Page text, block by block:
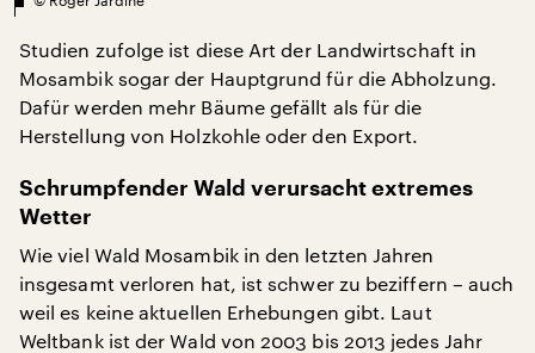
Studien zufolge ist diese Art der Landwirtschaft in
Mosambik sogar der Hauptgrund für die Abholzung.
Dafür werden mehr Bäume gefällt als für die
Herstellung von Holzkohle oder den Export.
Schrumpfender Wald verursacht extremes
Wetter
Wie viel Wald Mosambik in den letzten Jahren
insgesamt verloren hat, ist schwer zu beziffern – auch
weil es keine aktuellen Erhebungen gibt. Laut
Weltbank ist der Wald von 2003 bis 2013 jedes Jahr